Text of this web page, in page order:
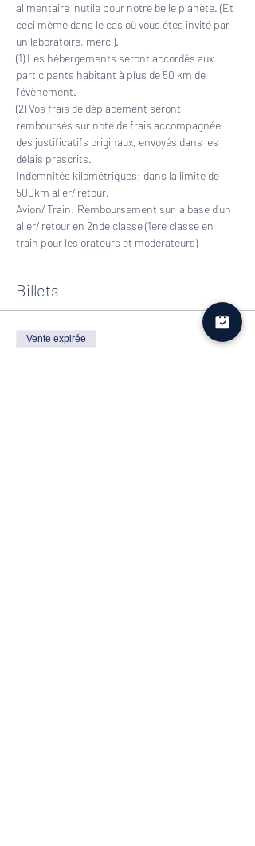
alimentaire inutile pour notre belle planète. (Et
ceci même dans le cas où vous êtes invité par
un laboratoire, merci).
(1) Les hébergements seront accordés aux
participants habitant à plus de 50 km de
l'évènement.
(2) Vos frais de déplacement seront
remboursés sur note de frais accompagnée
des justificatifs originaux, envoyés dans les
délais prescrits.
Indemnités kilométriques: dans la limite de
500km aller/ retour.
Avion/ Train: Remboursement sur la base d'un
aller/ retour en 2nde classe (1ere classe en
train pour les orateurs et modérateurs)
Billets
Vente expirée